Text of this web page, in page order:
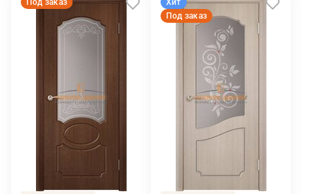
Под заказ
Хит
Под заказ